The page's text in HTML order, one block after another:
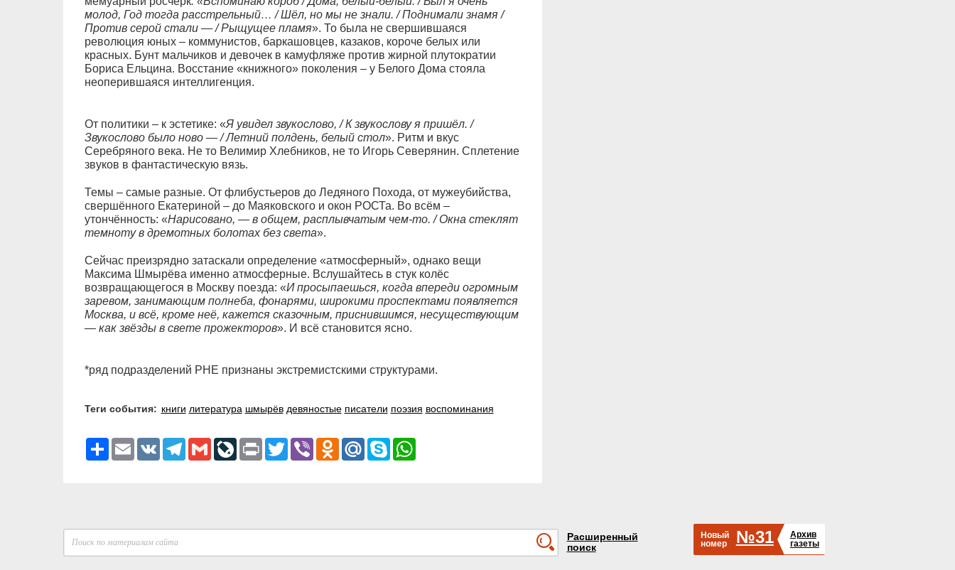
молод, Год тогда расстрельный… / Шёл, но мы не знали. / Поднимали знамя /
Против серой стали — / Рыщущее пламя». То была не свершившаяся
революция юных – коммунистов, баркашовцев, казаков, короче белых или
красных. Бунт мальчиков и девочек в камуфляже против жирной плутократии
Бориса Ельцина. Восстание «книжного» поколения – у Белого Дома стояла
неоперившаяся интеллигенция.
От политики – к эстетике: «Я увидел звукослово, / К звукослову я пришёл. /
Звукослово было ново — / Летний полдень, белый стол». Ритм и вкус
Серебряного века. Не то Велимир Хлебников, не то Игорь Северянин. Сплетение
звуков в фантастическую вязь.
Темы – самые разные. От флибустьеров до Ледяного Похода, от мужеубийства,
свершённого Екатериной – до Маяковского и окон РОСТа. Во всём –
утончённость: «Нарисовано, — в общем, расплывчатым чем-то. / Окна стеклят
темноту в дремотных болотах без света».
Сейчас преизрядно затаскали определение «атмосферный», однако вещи
Максима Шмырёва именно атмосферные. Вслушайтесь в стук колёс
возвращающегося в Москву поезда: «И просыпаешься, когда впереди огромным
заревом, занимающим полнеба, фонарями, широкими проспектами появляется
Москва, и всё, кроме неё, кажется сказочным, приснившимся, несуществующим
— как звёзды в свете прожекторов». И всё становится ясно.
*ряд подразделений РНЕ признаны экстремистскими структурами.
Теги события: книги литература шмырёв девяностые писатели поэзия воспоминания
РесурсEmail VK Telegram
GmailLiveJournal
Print TwitterViber Odnoklassniki
Mail.RuSkypeWhatsApp
Расширенный
поиск
Новый
номер
№31
Архив
газеты